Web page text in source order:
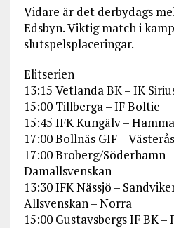
Vidare är det derbydags
Edsbyn. Viktig match i
slutspelsplaceringar.
Elitserien
13:15 Vetlanda BK – IK
15:00 Tillberga – IF Boltic
15:45 IFK Kungälv –
17:00 Bollnäs GIF –
17:00 Broberg/Söderhamn
Damallsvenskan
13:30 IFK Nässjö –
Allsvenskan – Norra
15:00 Gustavsbergs IF BK –